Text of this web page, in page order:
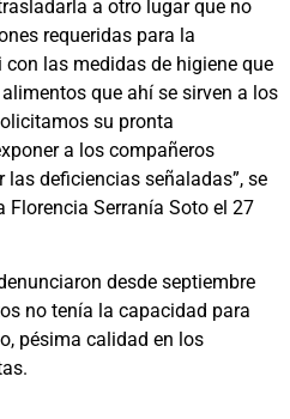
a otro lugar que no
requeridas para la
las medidas de higiene que
que ahí se sirven a los
su pronta
a los compañeros
las deficiencias señaladas”, se
Florencia Serranía Soto el 27
desde septiembre
no tenía la capacidad para
pésima calidad en los